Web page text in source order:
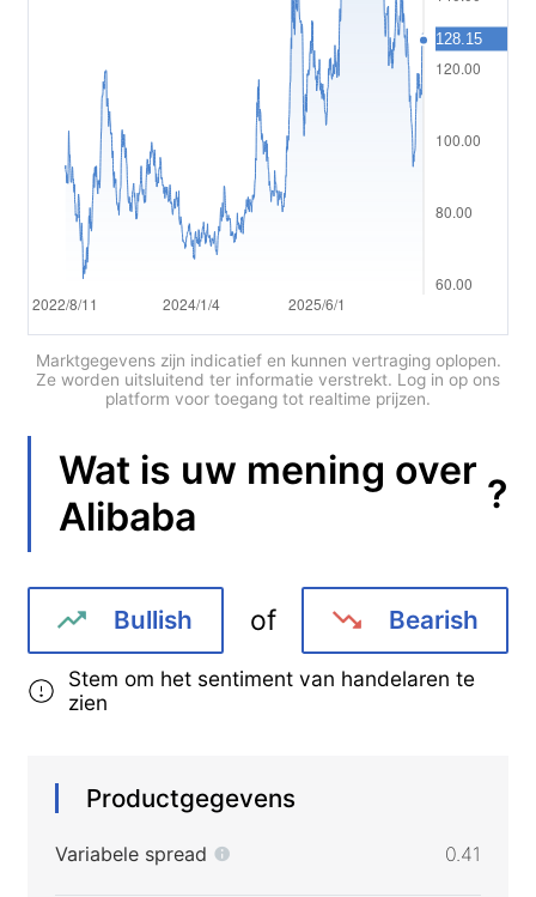
繁體中文
Tiếng việt
Bahasa Indonesia
Bahasa Melayu
Marktgegevens zijn indicatief en kunnen vertraging oplopen.
Ze worden uitsluitend ter informatie verstrekt. Log in op ons
platform voor toegang tot realtime prijzen.
Wat is uw mening over
Alibaba
?
Bullish of Bearish
Stem om het sentiment van handelaren te
zien
Productgegevens
Variabele spread 0.41